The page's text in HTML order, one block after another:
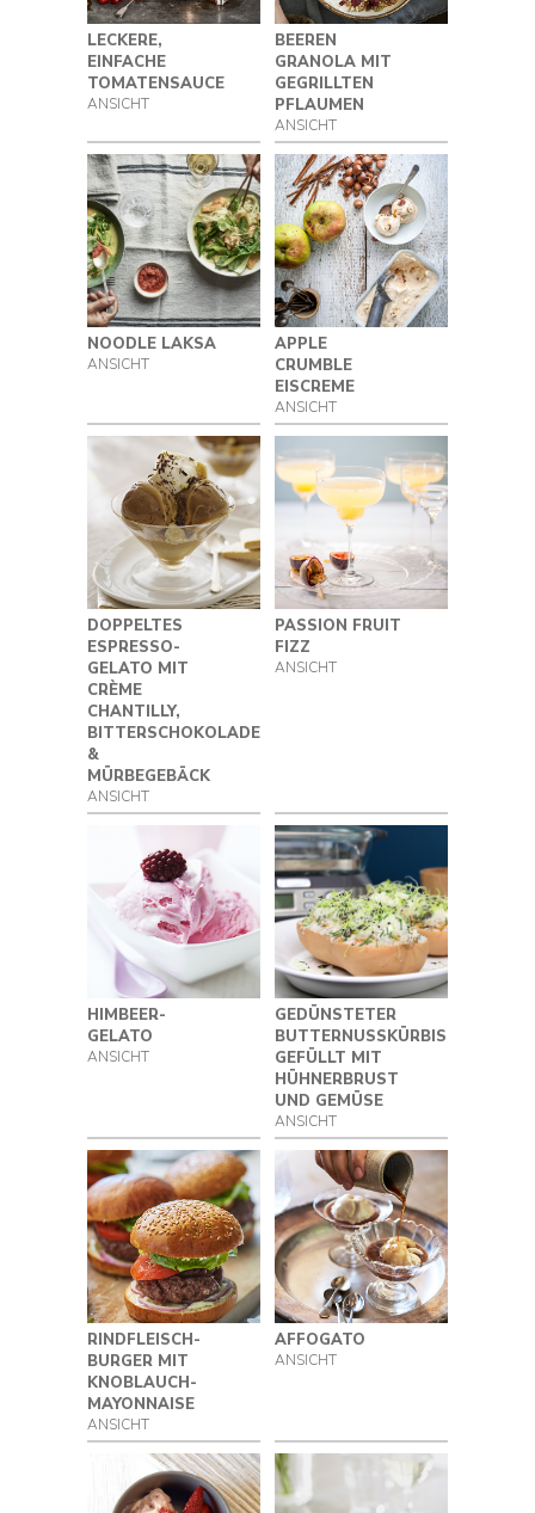
LECKERE,
EINFACHE
TOMATENSAUCE
ANSICHT
BEEREN
GRANOLA MIT
GEGRILLTEN
PFLAUMEN
ANSICHT
NOODLE LAKSA
ANSICHT
APPLE
CRUMBLE
EISCREME
ANSICHT
DOPPELTES
ESPRESSO-
GELATO MIT
CRÈME
CHANTILLY,
BITTERSCHOKOLADE
&
MÜRBEGEBÄCK
ANSICHT
PASSION FRUIT
FIZZ
ANSICHT
HIMBEER-
GELATO
ANSICHT
GEDÜNSTETER
BUTTERNUSSKÜRBIS
GEFÜLLT MIT
HÜHNERBRUST
UND GEMÜSE
ANSICHT
RINDFLEISCH-
BURGER MIT
KNOBLAUCH-
MAYONNAISE
ANSICHT
AFFOGATO
ANSICHT